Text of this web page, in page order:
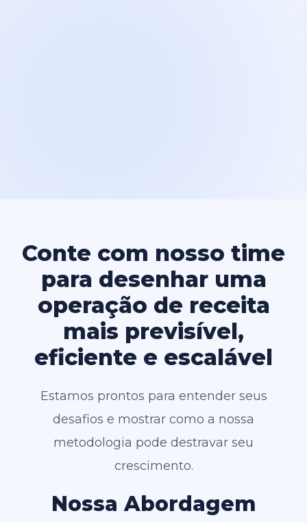
Conte com nosso time
para desenhar uma
operação de receita
mais previsível,
eficiente e escalável
Estamos prontos para entender seus
desafios e mostrar como a nossa
metodologia pode destravar seu
crescimento.
Nossa Abordagem